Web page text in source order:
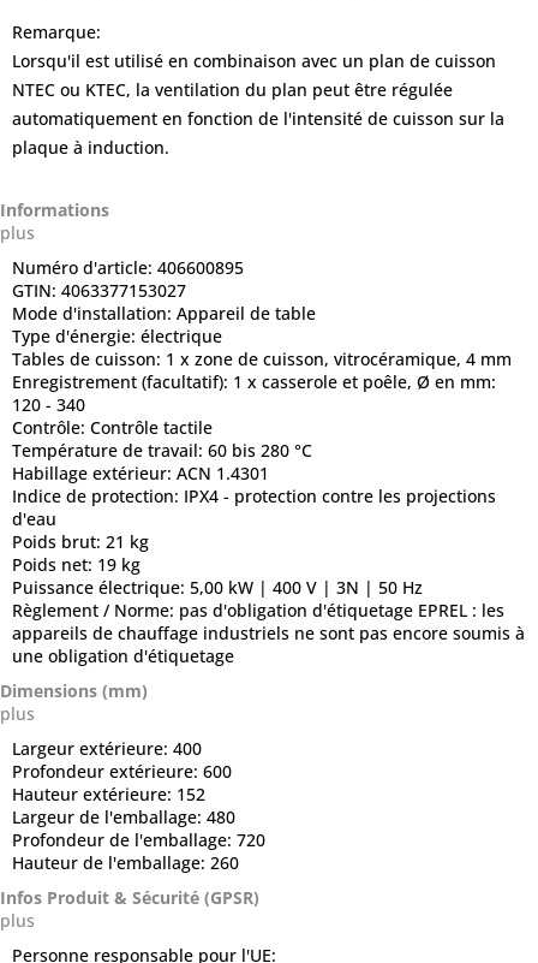
Remarque:
Lorsqu'il est utilisé en combinaison avec un plan de cuisson
NTEC ou KTEC, la ventilation du plan peut être régulée
automatiquement en fonction de l'intensité de cuisson sur la
plaque à induction.
Informations
plus
Numéro d'article: 406600895
GTIN: 4063377153027
Mode d'installation: Appareil de table
Type d'énergie: électrique
Tables de cuisson: 1 x zone de cuisson, vitrocéramique, 4 mm
Enregistrement (facultatif): 1 x casserole et poêle, Ø en mm:
120 - 340
Contrôle: Contrôle tactile
Température de travail: 60 bis 280 °C
Habillage extérieur: ACN 1.4301
Indice de protection: IPX4 - protection contre les projections
d'eau
Poids brut: 21 kg
Poids net: 19 kg
Puissance électrique: 5,00 kW | 400 V | 3N | 50 Hz
Règlement / Norme: pas d'obligation d'étiquetage EPREL : les
appareils de chauffage industriels ne sont pas encore soumis à
une obligation d'étiquetage
Dimensions (mm)
plus
Largeur extérieure: 400
Profondeur extérieure: 600
Hauteur extérieure: 152
Largeur de l'emballage: 480
Profondeur de l'emballage: 720
Hauteur de l'emballage: 260
Infos Produit & Sécurité (GPSR)
plus
Personne responsable pour l'UE: